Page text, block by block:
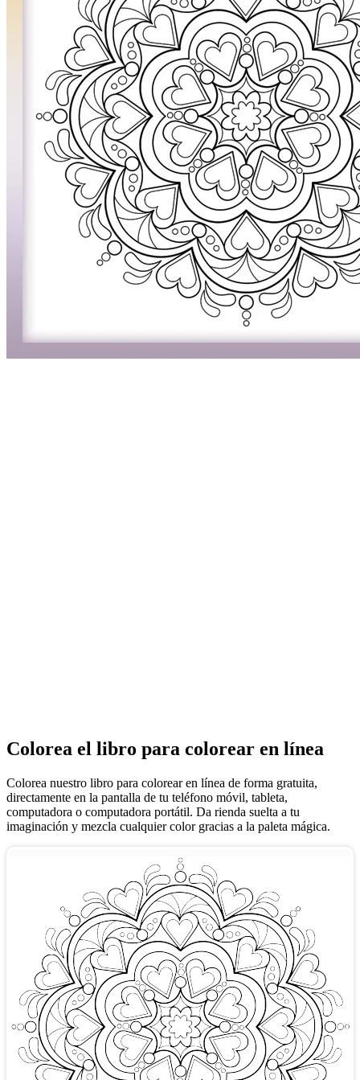
Colorea el libro para colorear en línea
Colorea nuestro libro para colorear en línea de forma gratuita,
directamente en la pantalla de tu teléfono móvil, tableta,
computadora o computadora portátil. Da rienda suelta a tu
imaginación y mezcla cualquier color gracias a la paleta mágica.